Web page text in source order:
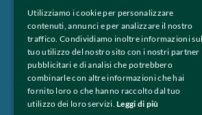
Espositori
Press & Professional
Privacy
Seguici su:
Utilizziamo i cookie per personalizzare
contenuti, annunci e per analizzare il nostro
traffico. Condividiamo inoltre informazioni sul
tuo utilizzo del nostro sito con i nostri partner
pubblicitari e di analisi che potrebbero
combinarle con altre informazioni che hai
fornito loro o che hanno raccolto dal tuo
utilizzo dei loro servizi. Leggi di più